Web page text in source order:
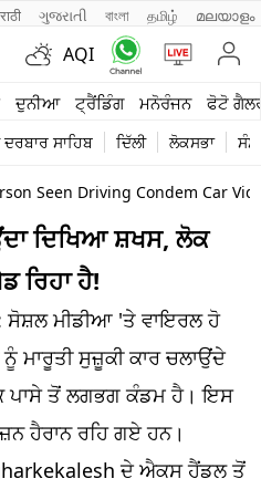
ગુજરાતી বাংলা தமிழ் മലയാളം
AQI
ਦੁਨੀਆ ਟ੍ਰੈਂਡਿੰਗ ਮਨੋਰੰਜਨ ਫੋਟੋ
ਸਾਹਿਬ ਦਿੱਲੀ ਲੋਕਸਭਾ
Seen Driving Condem Car
ਦਿਖਿਆ ਸ਼ਖਸ, ਲੋਕ
ਰਿਹਾ ਹੈ!
ਸੋਸ਼ਲ ਮੀਡੀਆ 'ਤੇ ਵਾਇਰਲ ਹੋ
ਮਾਰੂਤੀ ਸੁਜ਼ੂਕੀ ਕਾਰ ਚਲਾਉਂਦੇ
ਪਾਸੇ ਤੋਂ ਲਗਭਗ ਕੰਡਮ ਹੈ। ਇਸ
ਹੈਰਾਨ ਰਹਿ ਗਏ ਹਨ।
ਦੇ ਐਕਸ ਹੈਂਡਲ ਤੋਂ